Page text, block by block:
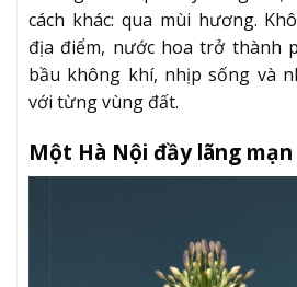
cách khác: qua mùi hương.
địa điểm, nước hoa trở thành
bầu không khí, nhịp sống và
với từng vùng đất.
Một Hà Nội đầy lãng